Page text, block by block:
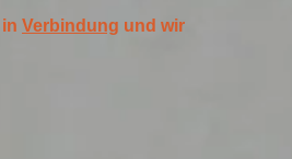
Verbindung und wir